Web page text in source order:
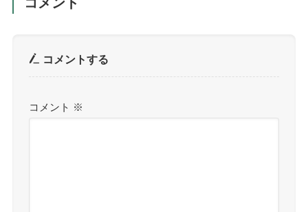
コメントする
コメント ※